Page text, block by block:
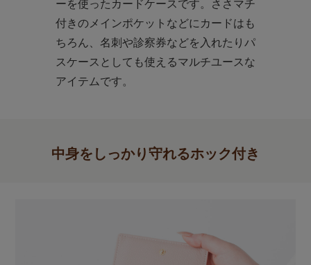
ーを使ったカードケースです。ささマチ
付きのメインポケットなどにカードはも
ちろん、名刺や診察券などを入れたりパ
スケースとしても使えるマルチユースな
アイテムです。
中身をしっかり守れるホック付き